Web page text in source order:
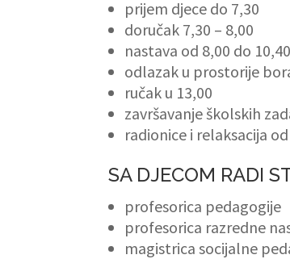
prijem djece do 7,30
doručak 7,30 – 8,00
nastava od 8,00 do 10,40
odlazak u prostorije
ručak u 13,00
završavanje školskih
radionice i relaksacija
SA DJECOM RADI
profesorica pedagogije
profesorica razredne
magistrica socijalne